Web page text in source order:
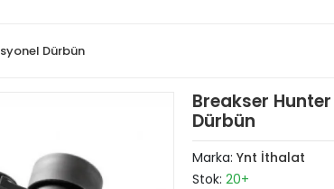
Dürbün
Breakser
Dürbün
Marka: Ynt İthalat
Stok: 20+